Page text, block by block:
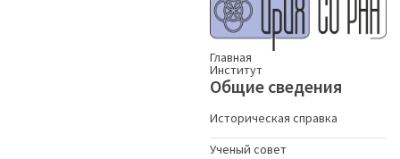
Главная
Институт
Общие сведения
Историческая справка
Ученый совет